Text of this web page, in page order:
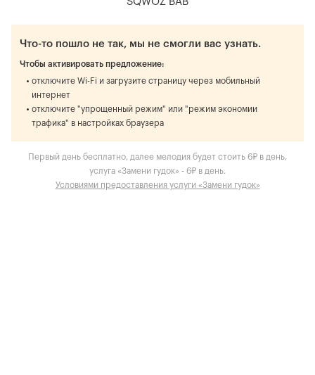
Что-то пошло не так, мы не смогли вас узнать.
Чтобы активировать предложение:
отключите Wi-Fi и загрузите страницу через мобильный
интернет
отключите "упрощенный режим" или "режим экономии
трафика" в настройках браузера
Первый день бесплатно, далее мелодия будет стоить 6₽ в день,
услуга «Замени гудок» - 6₽ в день.
Условиями предоставления услуги «Замени гудок»